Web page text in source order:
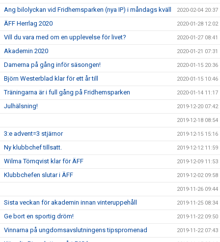
Ang bilolyckan vid Fridhemsparken (nya IP) i måndags kväll 2020-02-04 20:37
ÄFF Herrlag 2020 2020-01-28 12:02
Vill du vara med om en upplevelse för livet? 2020-01-27 08:41
Akademin 2020 2020-01-21 07:31
Damerna på gång inför säsongen! 2020-01-15 20:36
Björn Westerblad klar för ett år till 2020-01-15 10:46
Träningarna är i full gång på Fridhemsparken 2020-01-14 11:17
Julhälsning! 2019-12-20 07:42
2019-12-18 08:54
3:e advent=3 stjärnor 2019-12-15 15:16
Ny klubbchef tillsatt. 2019-12-12 11:59
Wilma Törnqvist klar för ÄFF 2019-12-09 11:53
Klubbchefen slutar i ÄFF 2019-12-02 09:58
2019-11-26 09:44
Sista veckan för akademin innan vinteruppehåll 2019-11-25 08:34
Ge bort en sportig dröm! 2019-11-22 09:50
Vinnarna på ungdomsavslutningens tipspromenad 2019-11-22 07:43